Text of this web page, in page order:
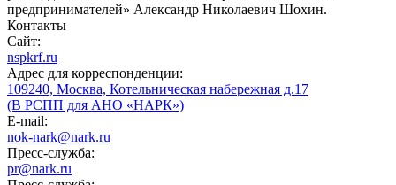
предпринимателей» Александр Николаевич Шохин.
Контакты
Сайт:
nspkrf.ru
Адрес для корреспонденции:
109240, Москва, Котельническая набережная д.17
(В РСПП для АНО «НАРК»)
E-mail:
nok-nark@nark.ru
Пресс-служба:
pr@nark.ru